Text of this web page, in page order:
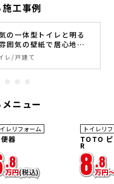
工事例
の一体型トイレと明る
囲気の壁紙で居心地の
トイレへ。
レ 戸建て
ニュー
%OFF
レリフォーム
器
.8
万円(税込)
37 %OFF
トイレリ
TOTO
R
8.8
万円